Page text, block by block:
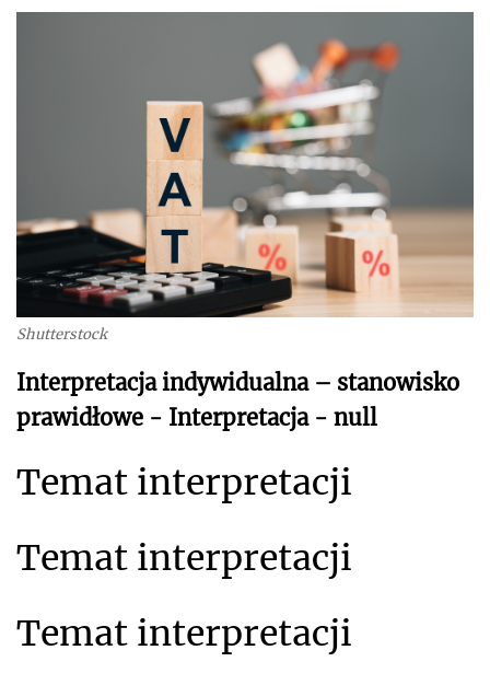
Shutterstock
Interpretacja indywidualna – stanowisko
prawidłowe - Interpretacja - null
Temat interpretacji
Temat interpretacji
Temat interpretacji